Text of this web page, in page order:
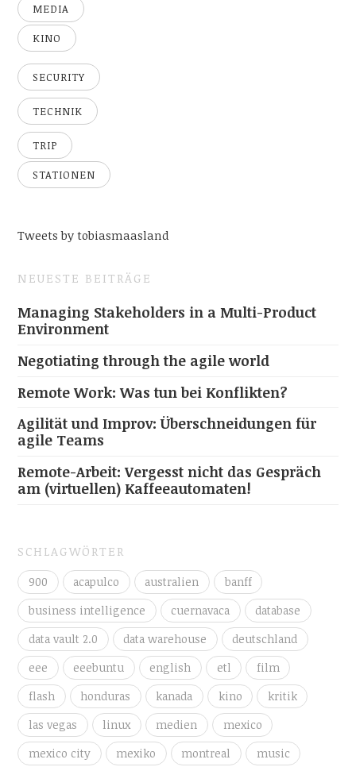
MEDIA
KINO
SECURITY
TECHNIK
TRIP
STATIONEN
Tweets by tobiasmaasland
NEUESTE BEITRÄGE
Managing Stakeholders in a Multi-Product
Environment
Negotiating through the agile world
Remote Work: Was tun bei Konflikten?
Agilität und Improv: Überschneidungen für
agile Teams
Remote-Arbeit: Vergesst nicht das Gespräch
am (virtuellen) Kaffeeautomaten!
SCHLAGWÖRTER
900 acapulco australien
banff
business intelligence
cuernavaca
database
data vault 2.0
data warehouse
deutschland
eee
eeebuntu english etl
film
flash
honduras kanada kino
kritik
las vegas
linux medien
mexico
mexico city
mexiko montreal music